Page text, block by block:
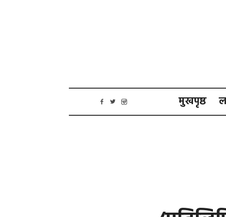
मुखपृष्ठ